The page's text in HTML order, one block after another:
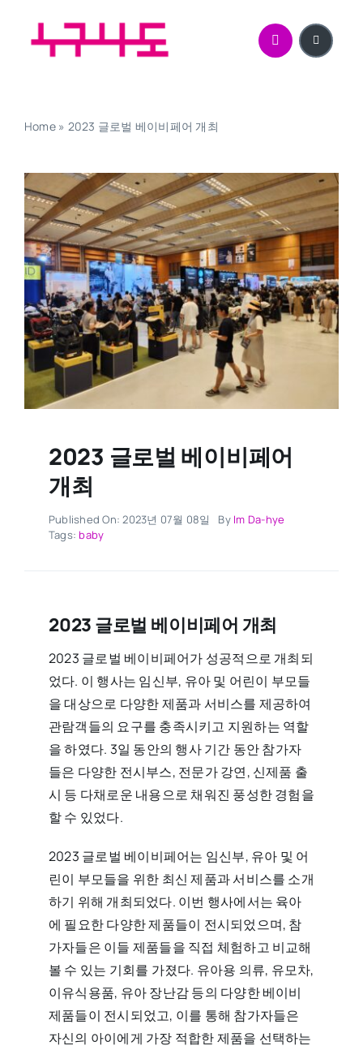
Home» 2023 글로벌 베이비페어 개최
2023 글로벌 베이비페어
개최
Published On: 2023년 07월 08일 By Im Da-hye
Tags:baby
2023 글로벌 베이비페어 개최
2023 글로벌 베이비페어가 성공적으로 개최되
었다. 이 행사는 임신부, 유아 및 어린이 부모들
을 대상으로 다양한 제품과 서비스를 제공하여
관람객들의 요구를 충족시키고 지원하는 역할
을 하였다. 3일 동안의 행사 기간 동안 참가자
들은 다양한 전시부스, 전문가 강연, 신제품 출
시 등 다채로운 내용으로 채워진 풍성한 경험을
할 수 있었다.
2023 글로벌 베이비페어는 임신부, 유아 및 어
린이 부모들을 위한 최신 제품과 서비스를 소개
하기 위해 개최되었다. 이번 행사에서는 육아
에 필요한 다양한 제품들이 전시되었으며, 참
가자들은 이들 제품들을 직접 체험하고 비교해
볼 수 있는 기회를 가졌다. 유아용 의류, 유모차,
이유식용품, 유아 장난감 등의 다양한 베이비
제품들이 전시되었고, 이를 통해 참가자들은
자신의 아이에게 가장 적합한 제품을 선택하는